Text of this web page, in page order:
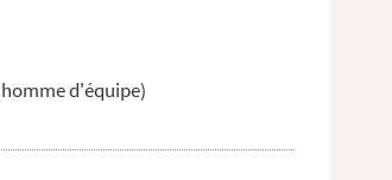
d'équipe)